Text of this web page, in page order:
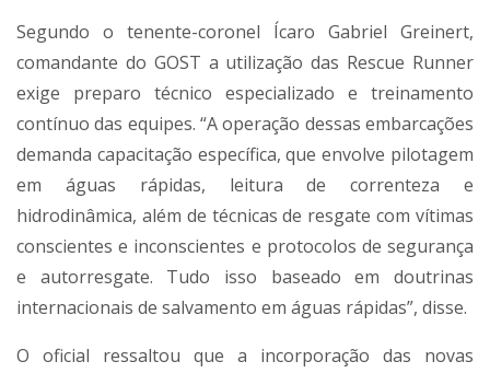
Segundo o tenente-coronel Ícaro Gabriel Greinert,
comandante do GOST a utilização das Rescue Runner
exige preparo técnico especializado e treinamento
contínuo das equipes. “A operação dessas embarcações
demanda capacitação específica, que envolve pilotagem
em águas rápidas, leitura de correnteza e
hidrodinâmica, além de técnicas de resgate com vítimas
conscientes e inconscientes e protocolos de segurança
e autorresgate. Tudo isso baseado em doutrinas
internacionais de salvamento em águas rápidas”, disse.
O oficial ressaltou que a incorporação das novas